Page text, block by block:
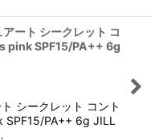
ート シークレット コ
pink SPF15/PA++ 6g
シークレット コント
SPF15/PA++ 6g JILL